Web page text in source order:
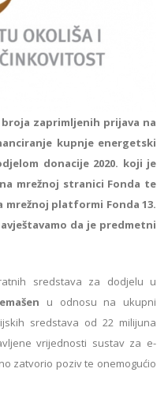
zaprimljenih prijava na
kupnje energetski
donacije 2020. koji je
mrežnoj stranici Fonda te
platformi Fonda 13.
da je predmetni
sredstava za dodjelu u
u odnosu na ukupni
sredstava od 22 milijuna
vrijednosti sustav za e-
zatvorio poziv te onemogućio